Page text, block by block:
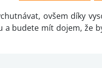
ovšem díky
a budete mít dojem, že